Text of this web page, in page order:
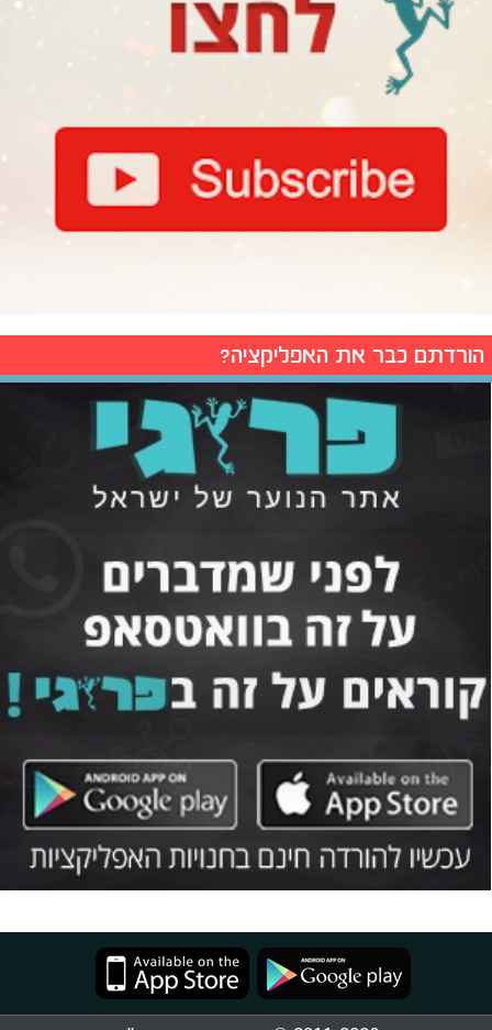
הורדתם כבר את האפליקציה?